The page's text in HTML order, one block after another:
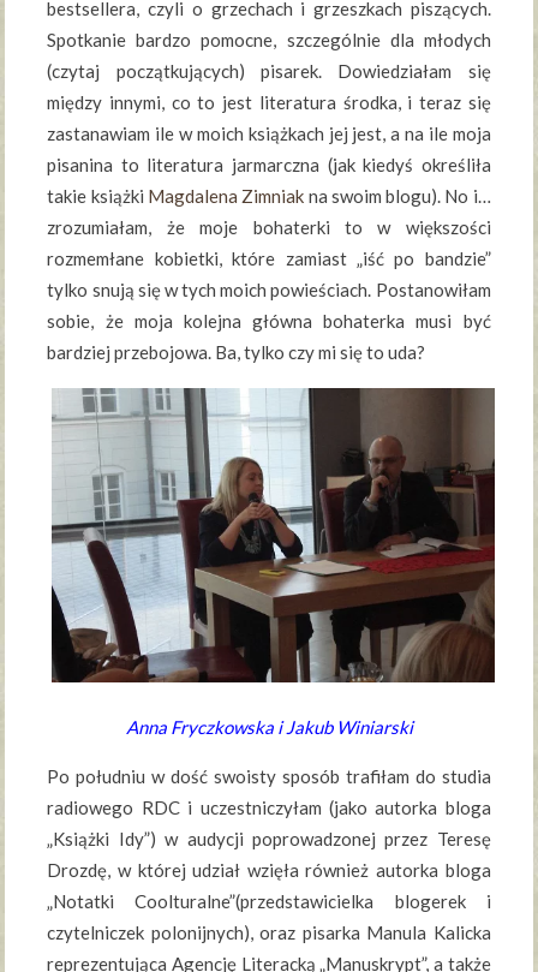
bestsellera, czyli o grzechach i grzeszkach piszących.
Spotkanie bardzo pomocne, szczególnie dla młodych
(czytaj początkujących) pisarek. Dowiedziałam się
między innymi, co to jest literatura środka, i teraz się
zastanawiam ile w moich książkach jej jest, a na ile moja
pisanina to literatura jarmarczna (jak kiedyś określiła
takie książki Magdalena Zimniak na swoim blogu). No i…
zrozumiałam, że moje bohaterki to w większości
rozmemłane kobietki, które zamiast „iść po bandzie”
tylko snują się w tych moich powieściach. Postanowiłam
sobie, że moja kolejna główna bohaterka musi być
bardziej przebojowa. Ba, tylko czy mi się to uda?
Anna Fryczkowska i Jakub Winiarski
Po południu w dość swoisty sposób trafiłam do studia
radiowego RDC i uczestniczyłam (jako autorka bloga
„Książki Idy”) w audycji poprowadzonej przez Teresę
Drozdę, w której udział wzięła również autorka bloga
„Notatki Coolturalne”(przedstawicielka blogerek i
czytelniczek polonijnych), oraz pisarka Manula Kalicka
reprezentująca Agencję Literacką „Manuskrypt”, a także